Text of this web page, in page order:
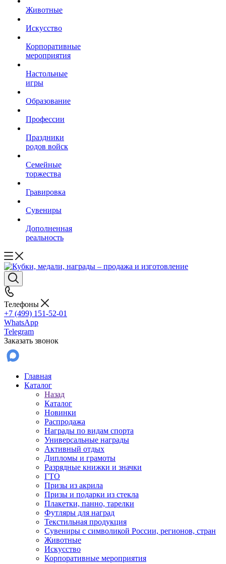
Животные
Искусство
Корпоративные
мероприятия
Настольные
игры
Образование
Профессии
Праздники
родов войск
Семейные
торжества
Гравировка
Сувениры
Дополненная
реальность
Телефоны
+7 (499) 151-52-01
WhatsApp
Telegram
Заказать звонок
Главная
Каталог
Назад
Каталог
Новинки
Распродажа
Награды по видам спорта
Универсальные награды
Активный отдых
Дипломы и грамоты
Разрядные книжки и значки
ГТО
Призы из акрила
Призы и подарки из стекла
Плакетки, панно, тарелки
Футляры для наград
Текстильная продукция
Сувениры с символикой России, регионов, стран
Животные
Искусство
Корпоративные мероприятия